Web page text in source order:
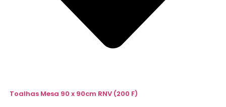
Toalhas Mesa 90 x 90cm RNV (200 F)